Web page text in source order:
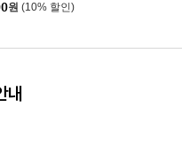
원 (10% 할인)
내